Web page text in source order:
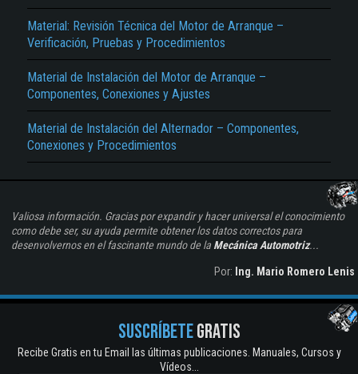
Material: Revisión Técnica del Motor de Arranque –
Verificación, Pruebas y Procedimientos
Material de Instalación del Motor de Arranque –
Componentes, Conexiones y Ajustes
Material de Instalación del Alternador – Componentes,
Conexiones y Procedimientos
Valiosa información. Gracias por expandir y hacer universal el conocimiento
como debe ser, su ayuda permite obtener los datos correctos para
desenvolvernos en el fascinante mundo de la Mecánica Automotriz...
Por: Ing. Mario Romero Lenis
SUSCRÍBETEGRATIS
Recibe Gratis en tu Email las últimas publicaciones. Manuales, Cursos y
Vídeos...